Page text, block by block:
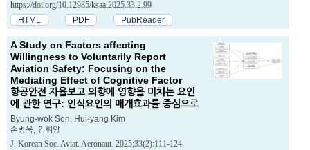
https://doi.org/10.12985/ksaa.2025.33.2.99
HTML
PDF PubReader
A Study on Factors affecting
Willingness to Voluntarily Report
Aviation Safety: Focusing on the
Mediating Effect of Cognitive Factor
항공안전 자율보고 의향에 영향을 미치는 요인
에 관한 연구: 인식요인의 매개효과를 중심으로
Byung-wok Son, Hui-yang Kim
손병욱, 김휘양
J. Korean Soc. Aviat. Aeronaut. 2025;33(2):111-124.